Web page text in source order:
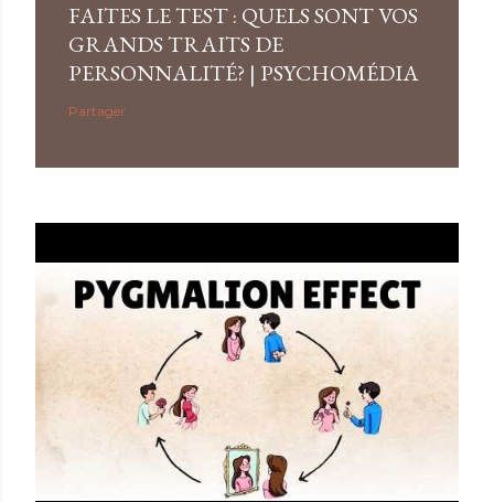
FAITES LE TEST : QUELS SONT VOS
GRANDS TRAITS DE
PERSONNALITÉ? | PSYCHOMÉDIA
Partager